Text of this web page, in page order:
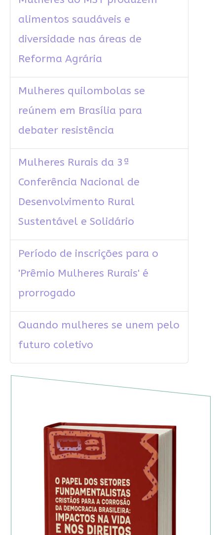
alimentos saudáveis e
diversidade nas áreas de
Reforma Agrária
Mulheres quilombolas se
reúnem em Brasília para
debater resistência
Mulheres Rurais da 3ª
Conferência Nacional de
Desenvolvimento Rural
Sustentável e Solidário
Período de inscrições para o
'Prêmio Mulheres Rurais' é
prorrogado
Quando mulheres se unem pelo
futuro coletivo